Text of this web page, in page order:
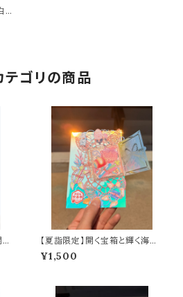
馬
テゴリの商品
【夏詣限定】開く宝箱と輝く海亀
の切り絵御朱印 ～光るオーロラ
フィルム仕様～
¥1,500